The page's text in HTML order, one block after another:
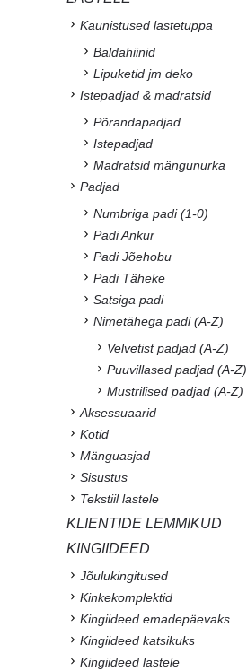
Kaunistused lastetuppa
Baldahiinid
Lipuketid jm deko
Istepadjad & madratsid
Põrandapadjad
Istepadjad
Madratsid mängunurka
Padjad
Numbriga padi (1-0)
Padi Ankur
Padi Jõehobu
Padi Täheke
Satsiga padi
Nimetähega padi (A-Z)
Velvetist padjad (A-Z)
Puuvillased padjad (A-Z)
Mustrilised padjad (A-Z)
Aksessuaarid
Kotid
Mänguasjad
Sisustus
Tekstiil lastele
KLIENTIDE LEMMIKUD
KINGIIDEED
Jõulukingitused
Kinkekomplektid
Kingiideed emadepäevaks
Kingiideed katsikuks
Kingiideed lastele